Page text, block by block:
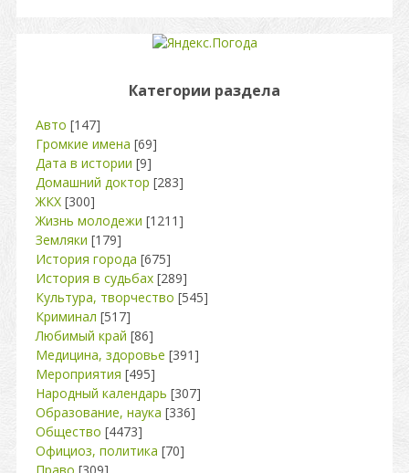
Категории раздела
Авто [147]
Громкие имена [69]
Дата в истории [9]
Домашний доктор [283]
ЖКХ [300]
Жизнь молодежи [1211]
Земляки [179]
История города [675]
История в судьбах [289]
Культура, творчество [545]
Криминал [517]
Любимый край [86]
Медицина, здоровье [391]
Мероприятия [495]
Народный календарь [307]
Образование, наука [336]
Общество [4473]
Официоз, политика [70]